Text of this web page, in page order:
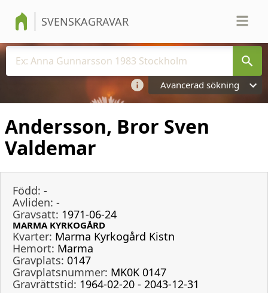
SVENSKAGRAVAR
Avancerad sökning
Andersson, Bror Sven
Valdemar
Född: -
Avliden: -
Gravsatt: 1971-06-24
MARMA KYRKOGÅRD
Kvarter: Marma Kyrkogård Kistn
Hemort: Marma
Gravplats: 0147
Gravplatsnummer: MK0K 0147
Gravrättstid: 1964-02-20 - 2043-12-31